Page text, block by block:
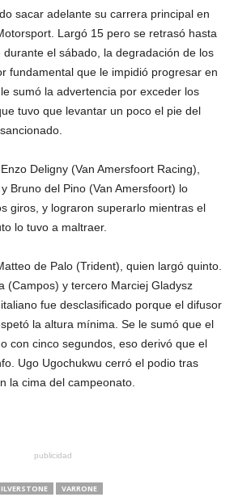
sacar adelante su carrera principal en
Largó 15 pero se retrasó hasta
durante el sábado, la degradación de los
fundamental que le impidió progresar en
sumó la advertencia por exceder los
tuvo que levantar un poco el pie del
Deligny (Van Amersfoort Racing),
Bruno del Pino (Van Amersfoort) lo
giros, y lograron superarlo mientras el
lo tuvo a maltraer.
de Palo (Trident), quien largó quinto.
(Campos) y tercero Marciej Gladysz
fue desclasificado porque el difusor
la altura mínima. Se le sumó que el
con cinco segundos, eso derivó que el
Ugo Ugochukwu cerró el podio tras
la cima del campeonato.
publicidad
VARRONE